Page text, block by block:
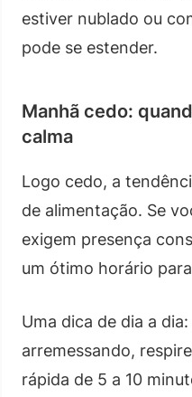
estiver nublado ou
pode se estender.
Manhã cedo:
calma
Logo cedo, a
de alimentação. Se
exigem presença
um ótimo horário
Uma dica de dia a
arremessando,
rápida de 5 a 10